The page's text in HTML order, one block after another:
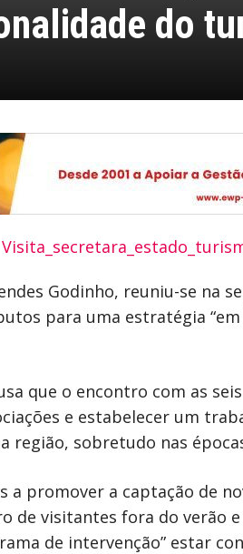
do
Godinho, reuniu-se na
para uma estratégia
que o encontro com as
e estabelecer um
região, sobretudo nas
a promover a captação de
de visitantes fora do verão
de intervenção” estar